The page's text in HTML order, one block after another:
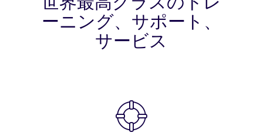
ーニング、サポート、
サービス